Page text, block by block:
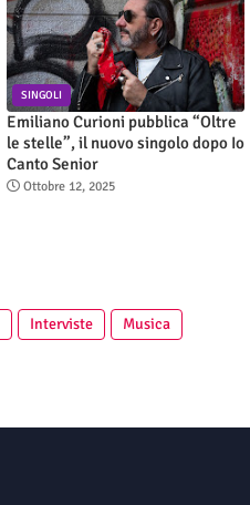
SINGOLI
Emiliano Curioni pubblica “Oltre
le stelle”, il nuovo singolo dopo Io
Canto Senior
Ottobre 12, 2025
Interviste
Musica